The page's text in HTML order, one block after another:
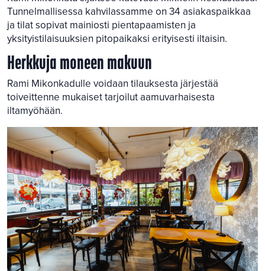
Tunnelmallisessa kahvilassamme on 34 asiakaspaikkaa
ja tilat sopivat mainiosti pientapaamisten ja
yksityistilaisuuksien pitopaikaksi erityisesti iltaisin.
Herkkuja moneen makuun
Rami Mikonkadulle voidaan tilauksesta järjestää
toiveittenne mukaiset tarjoilut aamuvarhaisesta
iltamyöhään.